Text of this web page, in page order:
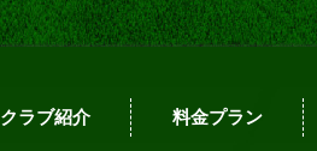
クラブ紹介 料金プラン